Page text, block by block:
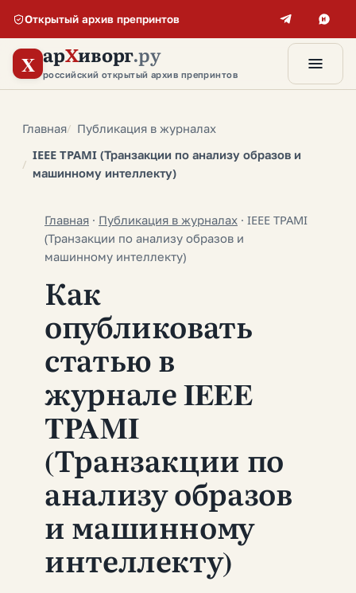
Открытый архив препринтов
X арХиворг.ру
российский открытый архив препринтов
Главная
Публикация в журналах
IEEE TPAMI (Транзакции по анализу образов и
машинному интеллекту)
Главная · Публикация в журналах · IEEE TPAMI
(Транзакции по анализу образов и
машинному интеллекту)
Как
опубликовать
статью в
журнале IEEE
TPAMI
(Транзакции по
анализу образов
и машинному
интеллекту)